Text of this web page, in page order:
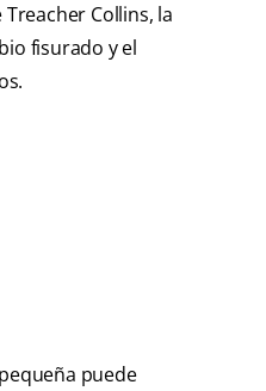
Collins, la
fisurado y el
puede